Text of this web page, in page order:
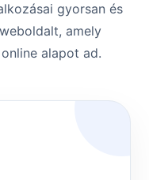
gyorsan és
amely
alapot ad.